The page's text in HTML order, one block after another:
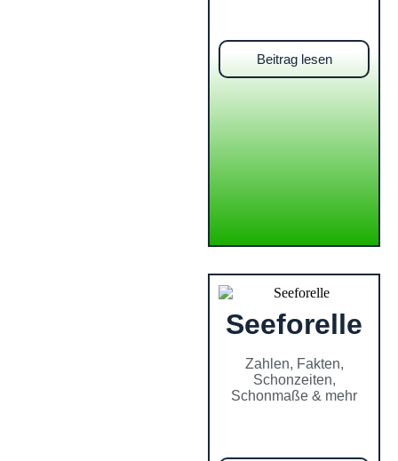
Beitrag lesen
Seeforelle
Zahlen, Fakten,
Schonzeiten,
Schonmaße & mehr